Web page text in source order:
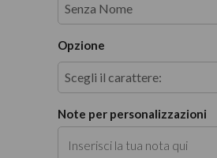
Senza Nome
Opzione
Scegli il carattere:
Note per personalizzazioni